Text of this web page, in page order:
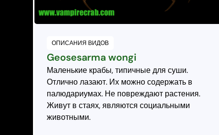
ОПИСАНИЯ ВИДОВ
Geosesarma wongi
Маленькие крабы, типичные для суши.
Отлично лазают. Их можно содержать в
палюдариумах. Не повреждают растения.
Живут в стаях, являются социальными
животными.